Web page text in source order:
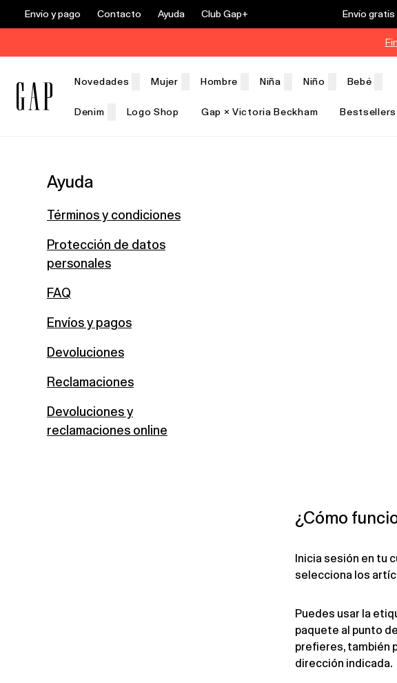
Envío y pago Contacto Ayuda Club Gap+ Envío
Novedades Mujer Hombre Niña Niño Bebé
Denim Logo Shop Gap × Victoria Beckham Bestsellers
Ayuda
Términos y condiciones
Protección de datos
personales
FAQ
Envíos y pagos
Devoluciones
Reclamaciones
Devoluciones y
reclamaciones online
¿Cómo
Inicia sesión en tu
selecciona los
Puedes usar la
paquete al punto
prefieres, también
dirección indicada.